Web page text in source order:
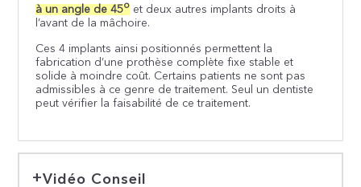
à un angle de 45o et deux autres implants droits à
l’avant de la mâchoire.
Ces 4 implants ainsi positionnés permettent la
fabrication d’une prothèse complète fixe stable et
solide à moindre coût. Certains patients ne sont pas
admissibles à ce genre de traitement. Seul un dentiste
peut vérifier la faisabilité de ce traitement.
Vidéo Conseil